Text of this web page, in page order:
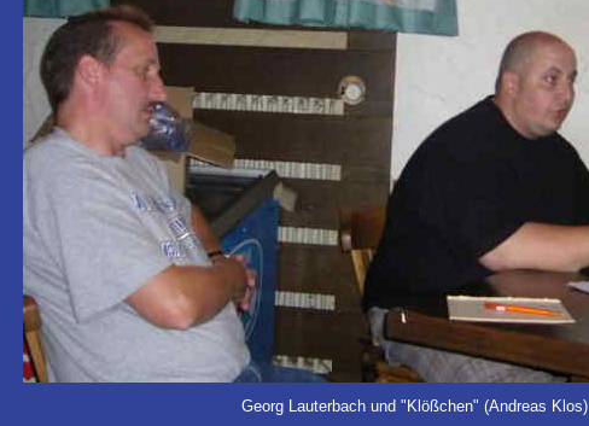
Georg Lauterbach und "Klößchen" (Andreas Klos)